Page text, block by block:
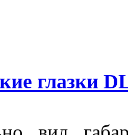
глазки